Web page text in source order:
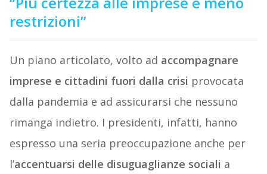
restrizioni”
Un piano articolato, volto ad accompagnare
imprese e cittadini fuori dalla crisi provocata
dalla pandemia e ad assicurarsi che nessuno
rimanga indietro. I presidenti, infatti, hanno
espresso una seria preoccupazione anche per
l’accentuarsi delle disuguaglianze sociali a